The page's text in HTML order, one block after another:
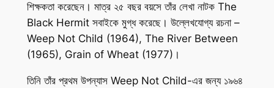
শিক্ষকতা করেছেন। মাত্র ২৫ বছর বয়সে তাঁর লেখা নাটক The
Black Hermitসবাইকে মুগ্ধ করেছে। উল্লেখযোগ্য রচনা –
Weep Not Child (1964), The River Between
(1965), Grain of Wheat (1977) ।
তিনি তাঁর প্রথম উপন্যাস Weep Not Child-এর জন্য ১৯৬৪